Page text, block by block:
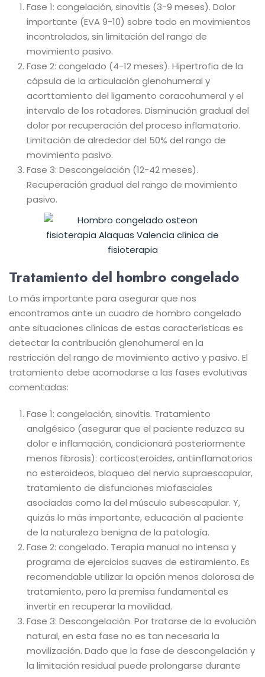
Fase 1: congelación, sinovitis (3-9 meses). Dolor
importante (EVA 9-10) sobre todo en movimientos
incontrolados, sin limitación del rango de
movimiento pasivo.
Fase 2: congelado (4-12 meses). Hipertrofia de la
cápsula de la articulación glenohumeral y
acorttamiento del ligamento coracohumeral y el
intervalo de los rotadores. Disminución gradual del
dolor por recuperación del proceso inflamatorio.
Limitación de alrededor del 50% del rango de
movimiento pasivo.
Fase 3: Descongelación (12-42 meses).
Recuperación gradual del rango de movimiento
pasivo.
Tratamiento del hombro congelado
Lo más importante para asegurar que nos
encontramos ante un cuadro de hombro congelado
ante situaciones clínicas de estas características es
detectar la contribución glenohumeral en la
restricción del rango de movimiento activo y pasivo. El
tratamiento debe acomodarse a las fases evolutivas
comentadas:
Fase 1: congelación, sinovitis. Tratamiento
analgésico (asegurar que el paciente reduzca su
dolor e inflamación, condicionará posteriormente
menos fibrosis): corticosteroides, antiinflamatorios
no esteroideos, bloqueo del nervio supraescapular,
tratamiento de disfunciones miofasciales
asociadas como la del músculo subescapular. Y,
quizás lo más importante, educación al paciente
de la naturaleza benigna de la patología.
Fase 2: congelado. Terapia manual no intensa y
programa de ejercicios suaves de estiramiento. Es
recomendable utilizar la opción menos dolorosa de
tratamiento, pero la premisa fundamental es
invertir en recuperar la movilidad.
Fase 3: Descongelación. Por tratarse de la evolución
natural, en esta fase no es tan necesaria la
movilización. Dado que la fase de descongelación y
la limitación residual puede prolongarse durante